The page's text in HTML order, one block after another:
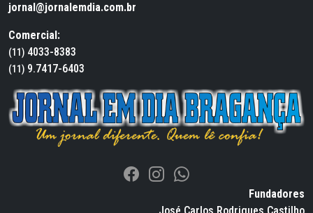
jornal@jornalemdia.com.br
Comercial:
(11) 4033-8383
(11) 9.7417-6403
Fundadores